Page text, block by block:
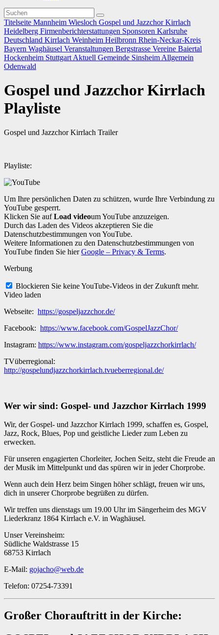
Titelseite Mannheim Wiesloch Gospel und Jazzchor Kirrlach
Heidelberg Firmenberichterstattungen Sponsoren Karlsruhe
Deutschland Kirrlach Weinheim Heilbronn Rhein-Neckar-Kreis
Bayern Waghäusel Veranstaltungen Bergstrasse Vereine Baiertal
Hockenheim Stuttgart Aktuell Gemeinde Sinsheim Allgemein
Odenwald
Gospel und Jazzchor Kirrlach
Playliste
Gospel und Jazzchor Kirrlach Trailer
Playliste:
Um Ihre persönlichen Daten zu schützen, wurde Ihre Verbindung zu
YouTube gesperrt.
Klicken Sie aufLoad videoum YouTube anzuzeigen.
Durch das Laden des Videos akzeptieren Sie die
Datenschutzbestimmungen von YouTube.
Weitere Informationen zu den Datenschutzbestimmungen von
YouTube finden Sie hierGoogle – Privacy & Terms.
Werbung
Blockieren Sie keine YouTube-Videos in der Zukunft mehr.
Video laden
Webseite: https://gospeljazzchor.de/
Facebook: https://www.facebook.com/GospelJazzChor/
Instagram: https://www.instagram.com/gospeljazzchorkirrlach/
TVüberregional:
http://gospelundjazzchorkirrlach.tvueberregional.de/
Wer wir sind: Gospel- und Jazzchor Kirrlach 1999
Wir, der Gospel- und Jazzchor Kirrlach 1999, schaffen es, Gospel,
Jazz, Rock, Blues, Pop und geistliche Lieder zum Leben zu
erwecken.
Für unseren engagierten Chorleiter, Jochen Seitz, steht die Freude an
der Musik im Mittelpunkt und das spüren wir in jeder Chorprobe.
Wenn auch dein Herz beim Singen höher schlägt, freuen wir uns,
dich in unserer Chorprobe begrüßen zu dürfen.
Wir treffen uns dienstags um 19.00 Uhr im Sängerheim des MGV
Liederkranz 1864 Kirrlach e.V. in Waghäusel.
Unser Vereinsheim:
Südliche Waldstrasse 15
68753 Kirrlach
E-Mail: gojacho@web.de
Telefon: 07254-73391
Großer Chorauftritt in der Kirche: